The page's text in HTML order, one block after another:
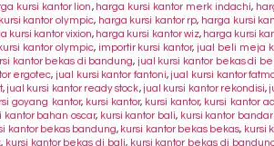
kursi kantor lion, harga kursi kantor merk indachi,
kantor olympic, harga kursi kantor rp, harga kursi
kursi kantor vixion, harga kursi kantor wiz, harga kursi
kantor olympic, importir kursi kantor, jual beli meja
kantor bekas di bandung, jual kursi kantor bekas di
ergotec, jual kursi kantor fantoni, jual kursi kantor
, jual kursi kantor ready stock, jual kursi kantor rekondisi,
goyang kantor, kursi kantor, kursi kantor, kursi kantor
kantor bahan oscar, kursi kantor bali, kursi kantor
kantor bekas bandung, kursi kantor bekas bekas, kursi
, kursi kantor bekas di bali, kursi kantor bekas di